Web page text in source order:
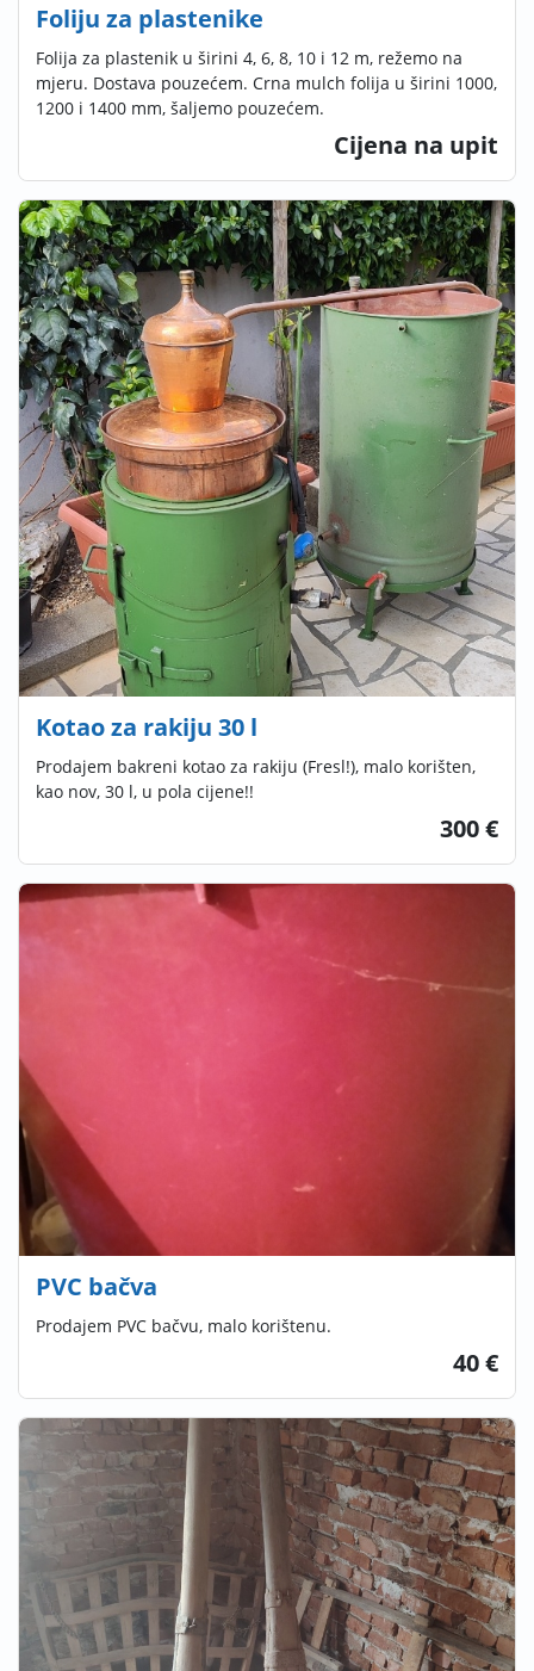
Foliju za plastenike
Folija za plastenik u širini 4, 6, 8, 10 i 12 m, režemo na
mjeru. Dostava pouzećem. Crna mulch folija u širini 1000,
1200 i 1400 mm, šaljemo pouzećem.
Cijena na upit
Kotao za rakiju 30 l
Prodajem bakreni kotao za rakiju (Fresl!), malo korišten,
kao nov, 30 l, u pola cijene!!
300 €
PVC bačva
Prodajem PVC bačvu, malo korištenu.
40 €